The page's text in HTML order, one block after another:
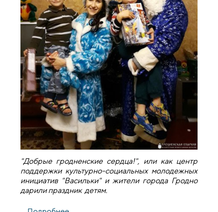
"Добрые гродненские сердца!", или как центр
поддержки культурно-социальных молодежных
инициатив "Васильки" и жители города Гродно
дарили праздник детям.